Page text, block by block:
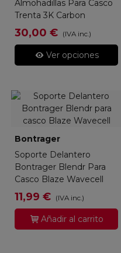
Almohadillas Para Casco
Trenta 3K Carbon
30,00 € (IVA inc.)
Ver opciones
Bontrager
Soporte Delantero
Bontrager Blendr Para
Casco Blaze Wavecell
11,99 € (IVA inc.)
Añadir al carrito